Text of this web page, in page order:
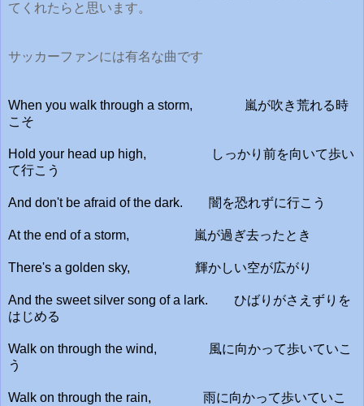
てくれたらと思います。
サッカーファンには有名な曲です
When you walk through a storm,
嵐が吹き荒れる時
こそ
Hold your head up high,
しっかり前を向いて歩い
て行こう
And don't be afraid of the dark. 闇を恐れずに行こう
At the end of a storm, 嵐が過ぎ去ったとき
There's a golden sky, 輝かしい空が広がり
And the sweet silver song of a lark. ひばりがさえずりを
はじめる
Walk on through the wind,
風に向かって歩いていこ
う
Walk on through the rain, 雨に向かって歩いていこ